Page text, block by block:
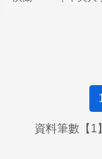
資料筆數【1